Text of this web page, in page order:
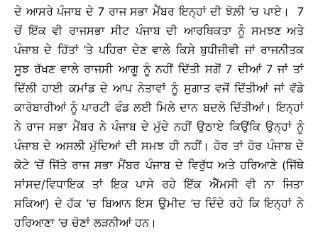
ਦੇ ਆਸਰੇ ਪੰਜਾਬ ਦੇ 7 ਰਾਜ ਸਭਾ ਮੈਂਬਰ ਇਨ੍ਹਾਂ ਦੀ ਝੋਲ਼ੀ ’ਚ ਪਾਏ। 7
ਚੋਂ ਇੱਕ ਵੀ ਰਾਜਸਭਾ ਸੀਟ ਪੰਜਾਬ ਦੀ ਆਰਥਿਕਤਾ ਨੂੰ ਸਮਝਣ ਅਤੇ
ਪੰਜਾਬ ਦੇ ਹਿੱਤਾਂ ’ਤੇ ਪਹਿਰਾ ਦੇਣ ਵਾਲੇ ਕਿਸੇ ਬੁਧੀਜੀਵੀ ਜਾਂ ਰਾਜਨੀਤਕ
ਸੂਝ ਰੱਖਣ ਵਾਲੇ ਰਾਜਸੀ ਆਗੂ ਨੂੰ ਨਹੀਂ ਦਿੱਤੀ ਸਗੋਂ 7 ਦੀਆਂ 7 ਜਾਂ ਤਾਂ
ਦਿੱਲੀ ਹਾਈ ਕਮਾਂਡ ਦੇ ਆਪ ਨੇਤਾਵਾਂ ਨੂੰ ਸੁਗਾਤ ਵਜੋਂ ਦਿੱਤੀਆਂ ਜਾਂ ਵੱਡੇ
ਕਾਰੋਬਾਰੀਆਂ ਨੂੰ ਪਾਰਟੀ ਫੰਡ ਲਈ ਮਿਲੇ ਦਾਨ ਬਦਲੇ ਦਿੱਤੀਆਂ। ਇਨ੍ਹਾਂ
ਨੇ ਰਾਜ ਸਭਾ ਮੈਂਬਰ ਨੇ ਪੰਜਾਬ ਦੇ ਮੁੱਦੇ ਨਹੀਂ ਉਠਾਏ ਕਿਉਂਕਿ ਉਨ੍ਹਾਂ ਨੂੰ
ਪੰਜਾਬ ਦੇ ਅਸਲੀ ਮੁੱਦਿਆਂ ਦੀ ਸਮਝ ਹੀ ਨਹੀਂ। ਹੋਰ ਤਾਂ ਹੋਰ ਪੰਜਾਬ ਦੇ
ਕੋਟੇ ’ਚੋਂ ਜਿੱਤੇ ਰਾਜ ਸਭਾ ਮੈਂਬਰ ਪੰਜਾਬ ਦੇ ਵਿਰੁੱਧ ਅਤੇ ਹਰਿਆਣੇ (ਜਿੱਥੇ
ਸਾਂਸਦ/ਵਿਧਾਇਕ ਤਾਂ ਇਕ ਪਾਸੇ ਰਹੇ ਇੱਕ ਐੱਮਸੀ ਵੀ ਨਾ ਜਿਤਾ
ਸਕਿਆ) ਦੇ ਹੱਕ ’ਚ ਬਿਆਨ ਇਸ ਉਮੀਦ ’ਚ ਦਿੰਦੇ ਰਹੇ ਕਿ ਇਨ੍ਹਾਂ ਨੇ
ਹਰਿਆਣਾ ’ਚ ਚੋਣਾਂ ਲੜਨੀਆਂ ਹਨ।